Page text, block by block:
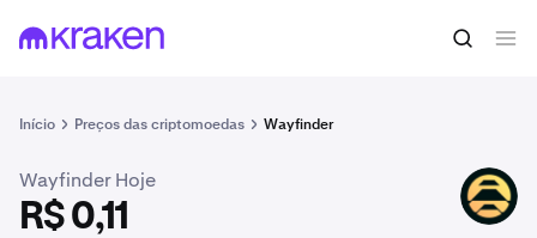
Início Preços das criptomoedas Wayfinder
R$ 0,11 Comprar PROMPT
Wayfinder Hoje
R$ 0,11
PROMPT